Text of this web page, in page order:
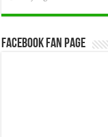
Facebook Fan Page